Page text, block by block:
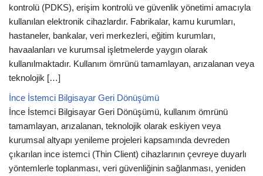
kontrolü (PDKS), erişim kontrolü ve güvenlik yönetimi amacıyla
kullanılan elektronik cihazlardır. Fabrikalar, kamu kurumları,
hastaneler, bankalar, veri merkezleri, eğitim kurumları,
havaalanları ve kurumsal işletmelerde yaygın olarak
kullanılmaktadır. Kullanım ömrünü tamamlayan, arızalanan veya
teknolojik […]
İnce İstemci Bilgisayar Geri Dönüşümü
İnce İstemci Bilgisayar Geri Dönüşümü, kullanım ömrünü
tamamlayan, arızalanan, teknolojik olarak eskiyen veya
kurumsal altyapı yenileme projeleri kapsamında devreden
çıkarılan ince istemci (Thin Client) cihazlarının çevreye duyarlı
yöntemlerle toplanması, veri güvenliğinin sağlanması, yeniden